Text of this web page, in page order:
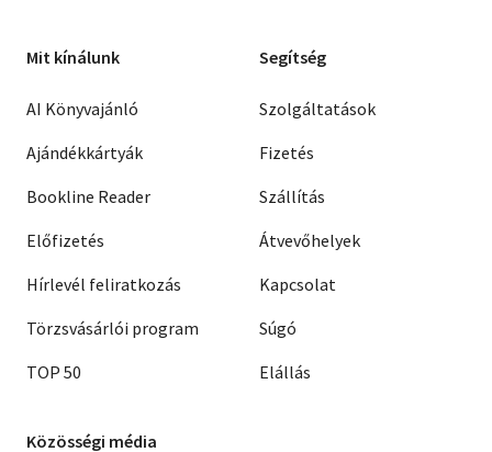
Mit kínálunk
AI Könyvajánló
Ajándékkártyák
Bookline Reader
Előfizetés
Hírlevél feliratkozás
Törzsvásárlói program
TOP 50
Segítség
Szolgáltatások
Fizetés
Szállítás
Átvevőhelyek
Kapcsolat
Súgó
Elállás
Közösségi média